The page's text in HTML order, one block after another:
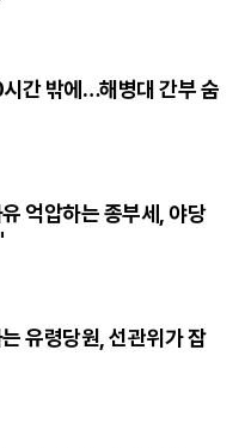
간 밖에…해병대 간부 숨
억압하는 종부세, 야당
유령당원, 선관위가 잡